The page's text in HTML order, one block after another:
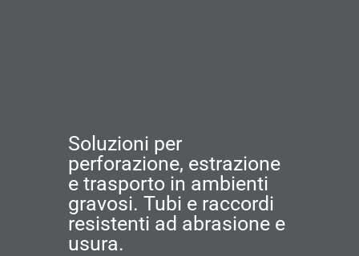
Soluzioni per
perforazione, estrazione
e trasporto in ambienti
gravosi. Tubi e raccordi
resistenti ad abrasione e
usura.